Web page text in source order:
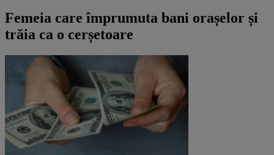
Femeia care împrumuta bani orașelor și
trăia ca o cerșetoare